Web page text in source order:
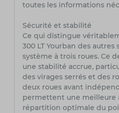
toutes les informations
Sécurité et stabilité
Ce qui distingue
300 LT Yourban des autres
système à trois roues. Ce
une stabilité accrue,
des virages serrés et des
deux roues avant
permettent une meilleure
répartition optimale du